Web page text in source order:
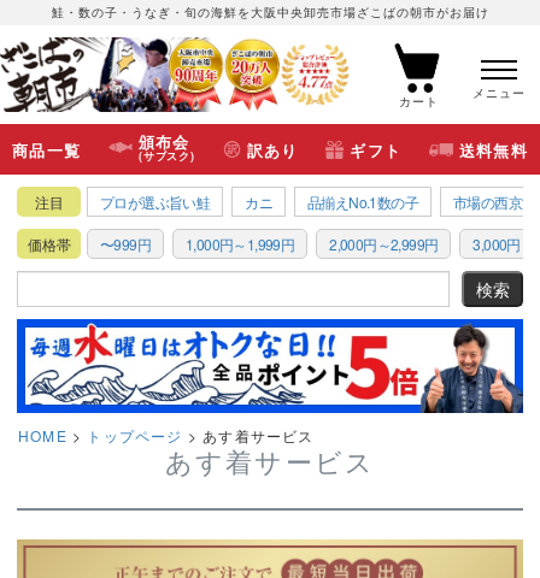
鮭・数の子・うなぎ・旬の海鮮を大阪中央卸売市場ざこばの朝市がお届け
カート
メニュー
商品一覧 頒布会
(サブスク) 訳あり ギフト 送料無料
注目 プロが選ぶ旨い鮭 カニ 品揃えNo.1数の子 市場の西京漬
価格帯 〜999円 1,000円～1,999円 2,000円～2,999円 3,000円～
HOME トップページ あす着サービス
あす着サービス